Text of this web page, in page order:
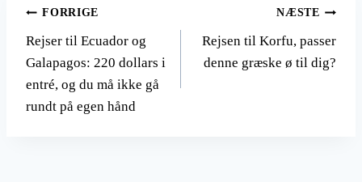
Indlægsnavigation
FORRIGE
Rejser til Ecuador og
Galapagos: 220 dollars i
entré, og du må ikke gå
rundt på egen hånd
NÆSTE
Rejsen til Korfu, passer
denne græske ø til dig?